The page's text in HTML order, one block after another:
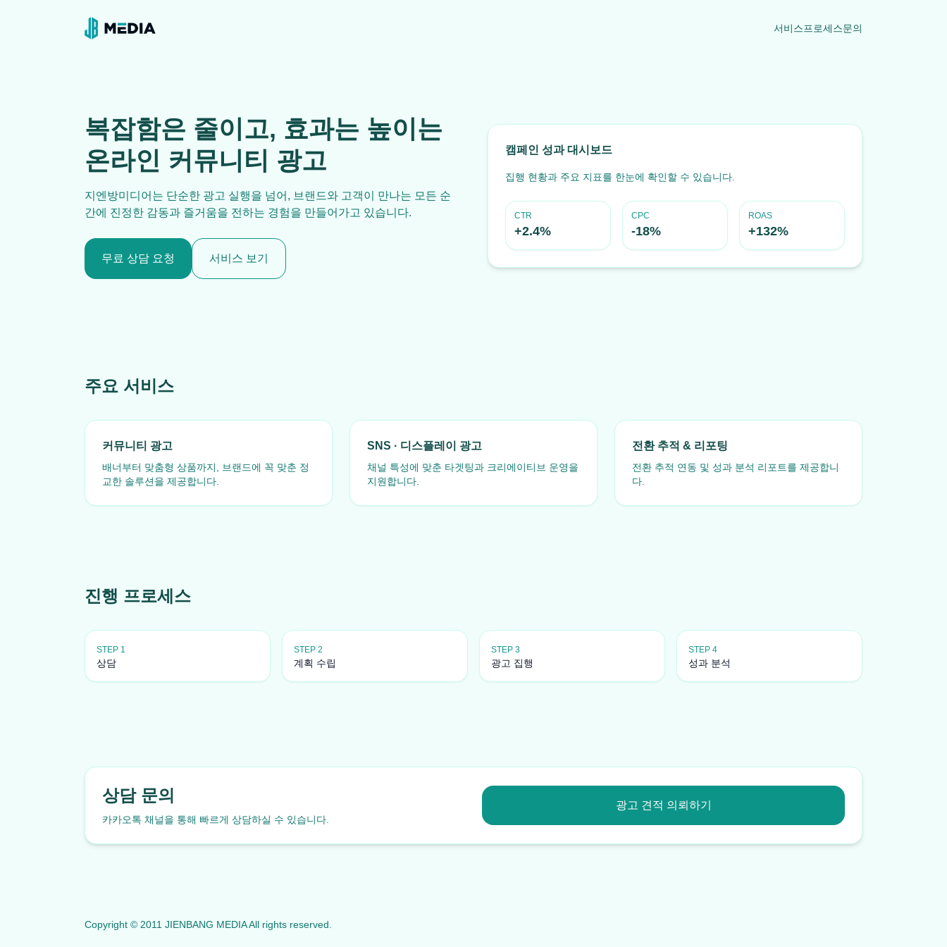
JB MEDIA
서비스프로세스문의
복잡함은 줄이고, 효과는 높이는
온라인 커뮤니티 광고
지엔방미디어는 단순한 광고 실행을 넘어, 브랜드와 고객이 만나는 모든 순
간에 진정한 감동과 즐거움을 전하는 경험을 만들어가고 있습니다.
무료 상담 요청 서비스 보기
캠페인 성과 대시보드
집행 현황과 주요 지표를 한눈에 확인할 수 있습니다.
CTR
+2.4%
CPC
-18%
ROAS
+132%
주요 서비스
커뮤니티 광고
배너부터 맞춤형 상품까지, 브랜드에 꼭 맞춘 정
교한 솔루션을 제공합니다.
SNS · 디스플레이 광고
채널 특성에 맞춘 타겟팅과 크리에이티브 운영을
지원합니다.
전환 추적 & 리포팅
전환 추적 연동 및 성과 분석 리포트를 제공합니
다.
진행 프로세스
STEP 1
상담
STEP 2
계획 수립
STEP 3
광고 집행
STEP 4
성과 분석
상담 문의
카카오톡 채널을 통해 빠르게 상담하실 수 있습니다.
광고 견적 의뢰하기
Copyright © 2011 JIENBANG MEDIA All rights reserved.